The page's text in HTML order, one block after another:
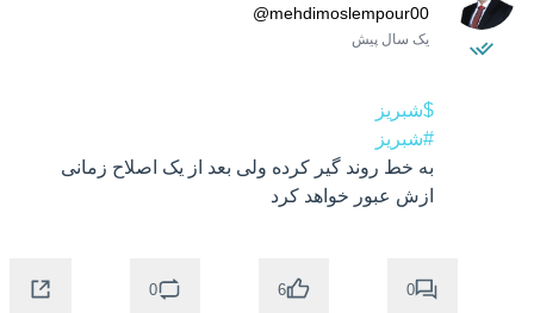
@mehdimoslempour00
یک سال پیش
$شبریز
#شبریز
ازش عبور خواهد کرد
0
6
0